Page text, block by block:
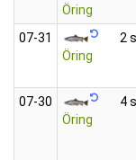
Öring
07‑31
Öring
2
07‑30
Öring
4